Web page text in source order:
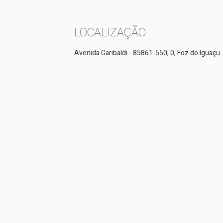
LOCALIZAÇÃO
Avenida Garibaldi - 85861-550, 0, Foz do Iguaçu